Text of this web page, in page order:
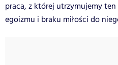
praca, z której utrzymujemy
egoizmu i braku miłości do